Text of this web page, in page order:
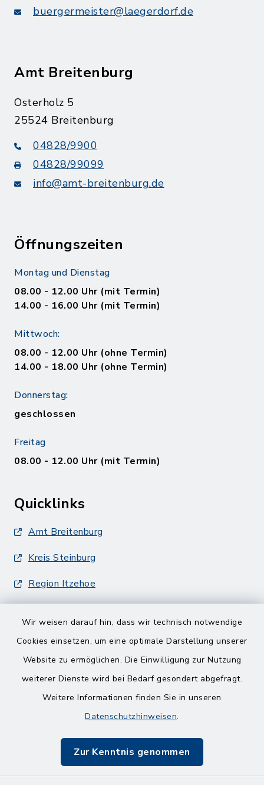
Wir weisen darauf hin, dass wir technisch notwendige
Cookies einsetzen, um eine optimale Darstellung unserer
Website zu ermöglichen. Die Einwilligung zur Nutzung
weiterer Dienste wird bei Bedarf gesondert abgefragt.
Weitere Informationen finden Sie in unseren
Datenschutzhinweisen.
Zur Kenntnis genommen
buergermeister@laegerdorf.de
Amt Breitenburg
Osterholz 5
25524 Breitenburg
04828/9900
04828/99099
info@amt-breitenburg.de
Öffnungszeiten
Montag und Dienstag
08.00 - 12.00 Uhr (mit Termin)
14.00 - 16.00 Uhr (mit Termin)
Mittwoch:
08.00 - 12.00 Uhr (ohne Termin)
14.00 - 18.00 Uhr (ohne Termin)
Donnerstag:
geschlossen
Freitag
08.00 - 12.00 Uhr (mit Termin)
Quicklinks
Amt Breitenburg
Kreis Steinburg
Region Itzehoe
Barrierefreiheit
Impressum